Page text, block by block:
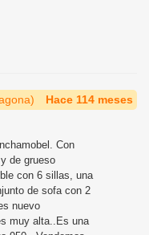
Hace 114 meses
Con
de grueso
con 6 sillas, una
de sofa con 2
nuevo
muy alta..Es una